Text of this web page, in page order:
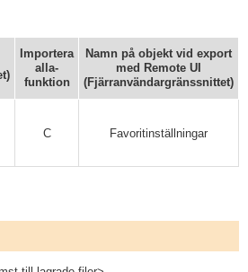
Importera
alla-
funktion
Namn på objekt vid export
med Remote UI
(Fjärranvändargränssnittet)
C Favoritinställningar